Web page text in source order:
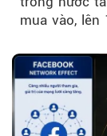
mua vào,
trì trên